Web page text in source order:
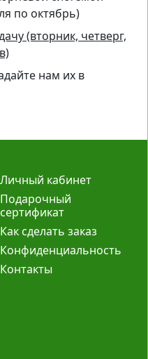
по октябрь)
(вторник, четверг,
нам их в
Личный кабинет
Подарочный
сертификат
Как сделать заказ
Конфиденциальность
Контакты